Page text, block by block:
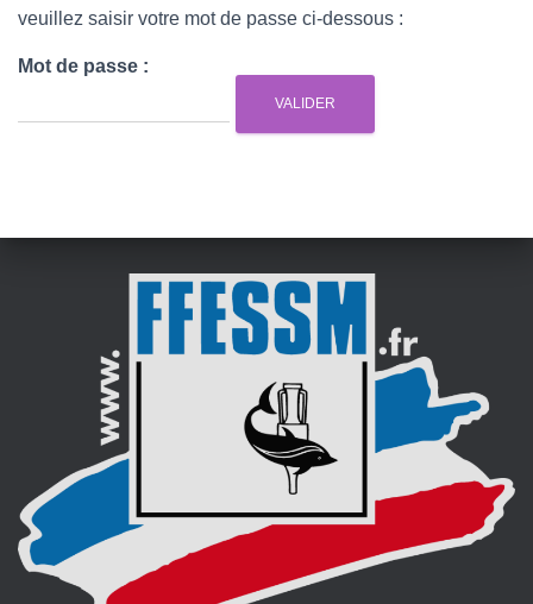
veuillez saisir votre mot de passe ci-dessous :
Mot de passe :